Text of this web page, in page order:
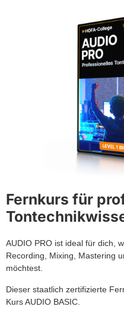
Fernkurs für
AUDIO PRO ist ideal für dich,
Recording, Mixing, Mastering
möchtest.
Dieser staatlich zertifizierte
Kurs AUDIO BASIC.